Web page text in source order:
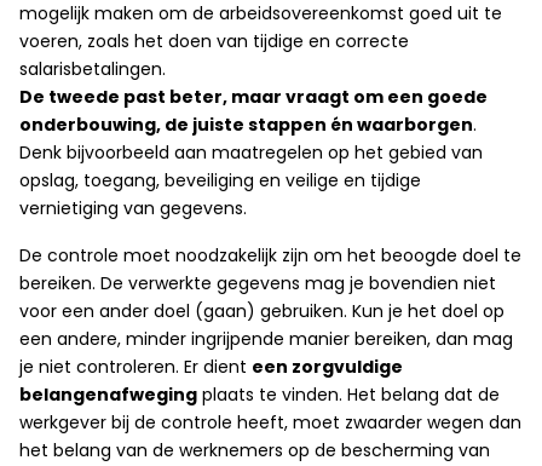
mogelijk maken om de arbeidsovereenkomst goed uit te
voeren, zoals het doen van tijdige en correcte
salarisbetalingen.
De tweede past beter, maar vraagt om een goede
onderbouwing, de juiste stappen én waarborgen.
Denk bijvoorbeeld aan maatregelen op het gebied van
opslag, toegang, beveiliging en veilige en tijdige
vernietiging van gegevens.
De controle moet noodzakelijk zijn om het beoogde doel te
bereiken. De verwerkte gegevens mag je bovendien niet
voor een ander doel (gaan) gebruiken. Kun je het doel op
een andere, minder ingrijpende manier bereiken, dan mag
je niet controleren. Er dient een zorgvuldige
belangenafweging plaats te vinden. Het belang dat de
werkgever bij de controle heeft, moet zwaarder wegen dan
het belang van de werknemers op de bescherming van